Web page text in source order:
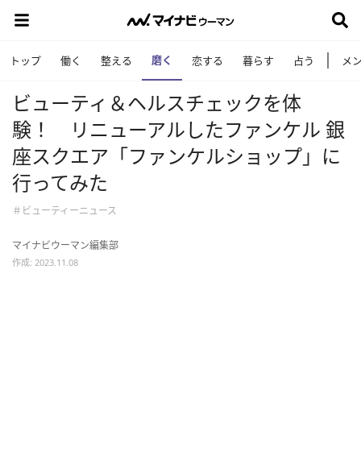
トップ 働く 整える 磨く 恋する 暮らす 占う メ
ビューティ＆ヘルスチェックを体
験！ リニューアルしたファンケル 銀
座スクエア「ファンケルショップ」に
行ってみた
＃ビューティーニュース
マイナビウーマン編集部
作成: 2023.11.08